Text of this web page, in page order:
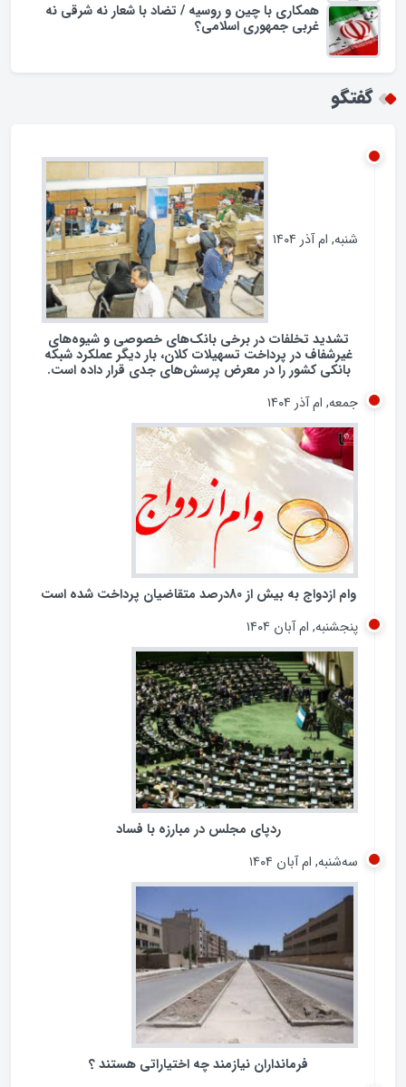
همکاری با چین و روسیه / تضاد با شعار نه شرقی نه
غربی جمهوری اسلامی؟
گفتگو
شنبه, ام آذر ۱۴۰۴
تشدید تخلفات در برخی بانک‌های خصوصی و شیوه‌های
غیرشفاف در پرداخت تسهیلات کلان، بار دیگر عملکرد شبکه
بانکی کشور را در معرض پرسش‌های جدی قرار داده است.
جمعه, ام آذر ۱۴۰۴
وام ازدواج به بیش از 80درصد متقاضیان پرداخت شده است
پنجشنبه, ام آبان ۱۴۰۴
ردپای مجلس در مبارزه با فساد
سه‌شنبه, ام آبان ۱۴۰۴
فرمانداران نیازمند چه اختیاراتی هستند ؟